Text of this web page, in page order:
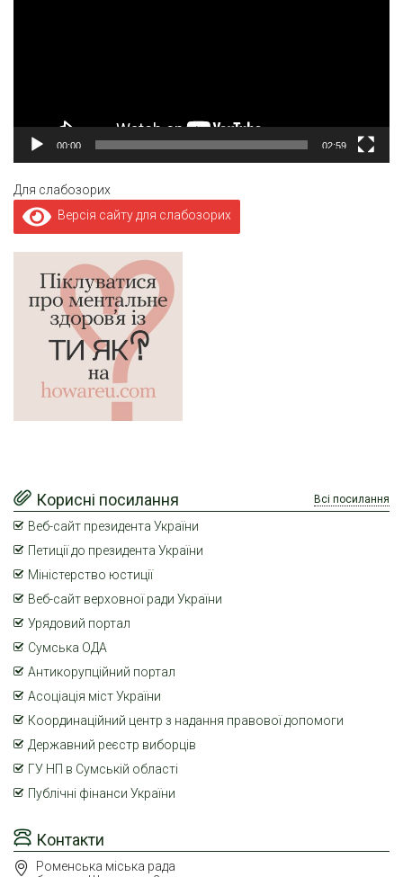
00:00 02:59
Для слабозорих
Версія сайту для слабозорих
Контакти
Роменська міська рада
Корисні посилання Всі посилання
Веб-сайт президента України
Петиції до президента України
Міністерство юстиції
Веб-сайт верховної ради України
Урядовий портал
Сумська ОДА
Антикорупційний портал
Асоціація міст України
Координаційний центр з надання правової допомоги
Державний реєстр виборців
ГУ НП в Сумській області
Публічні фінанси України